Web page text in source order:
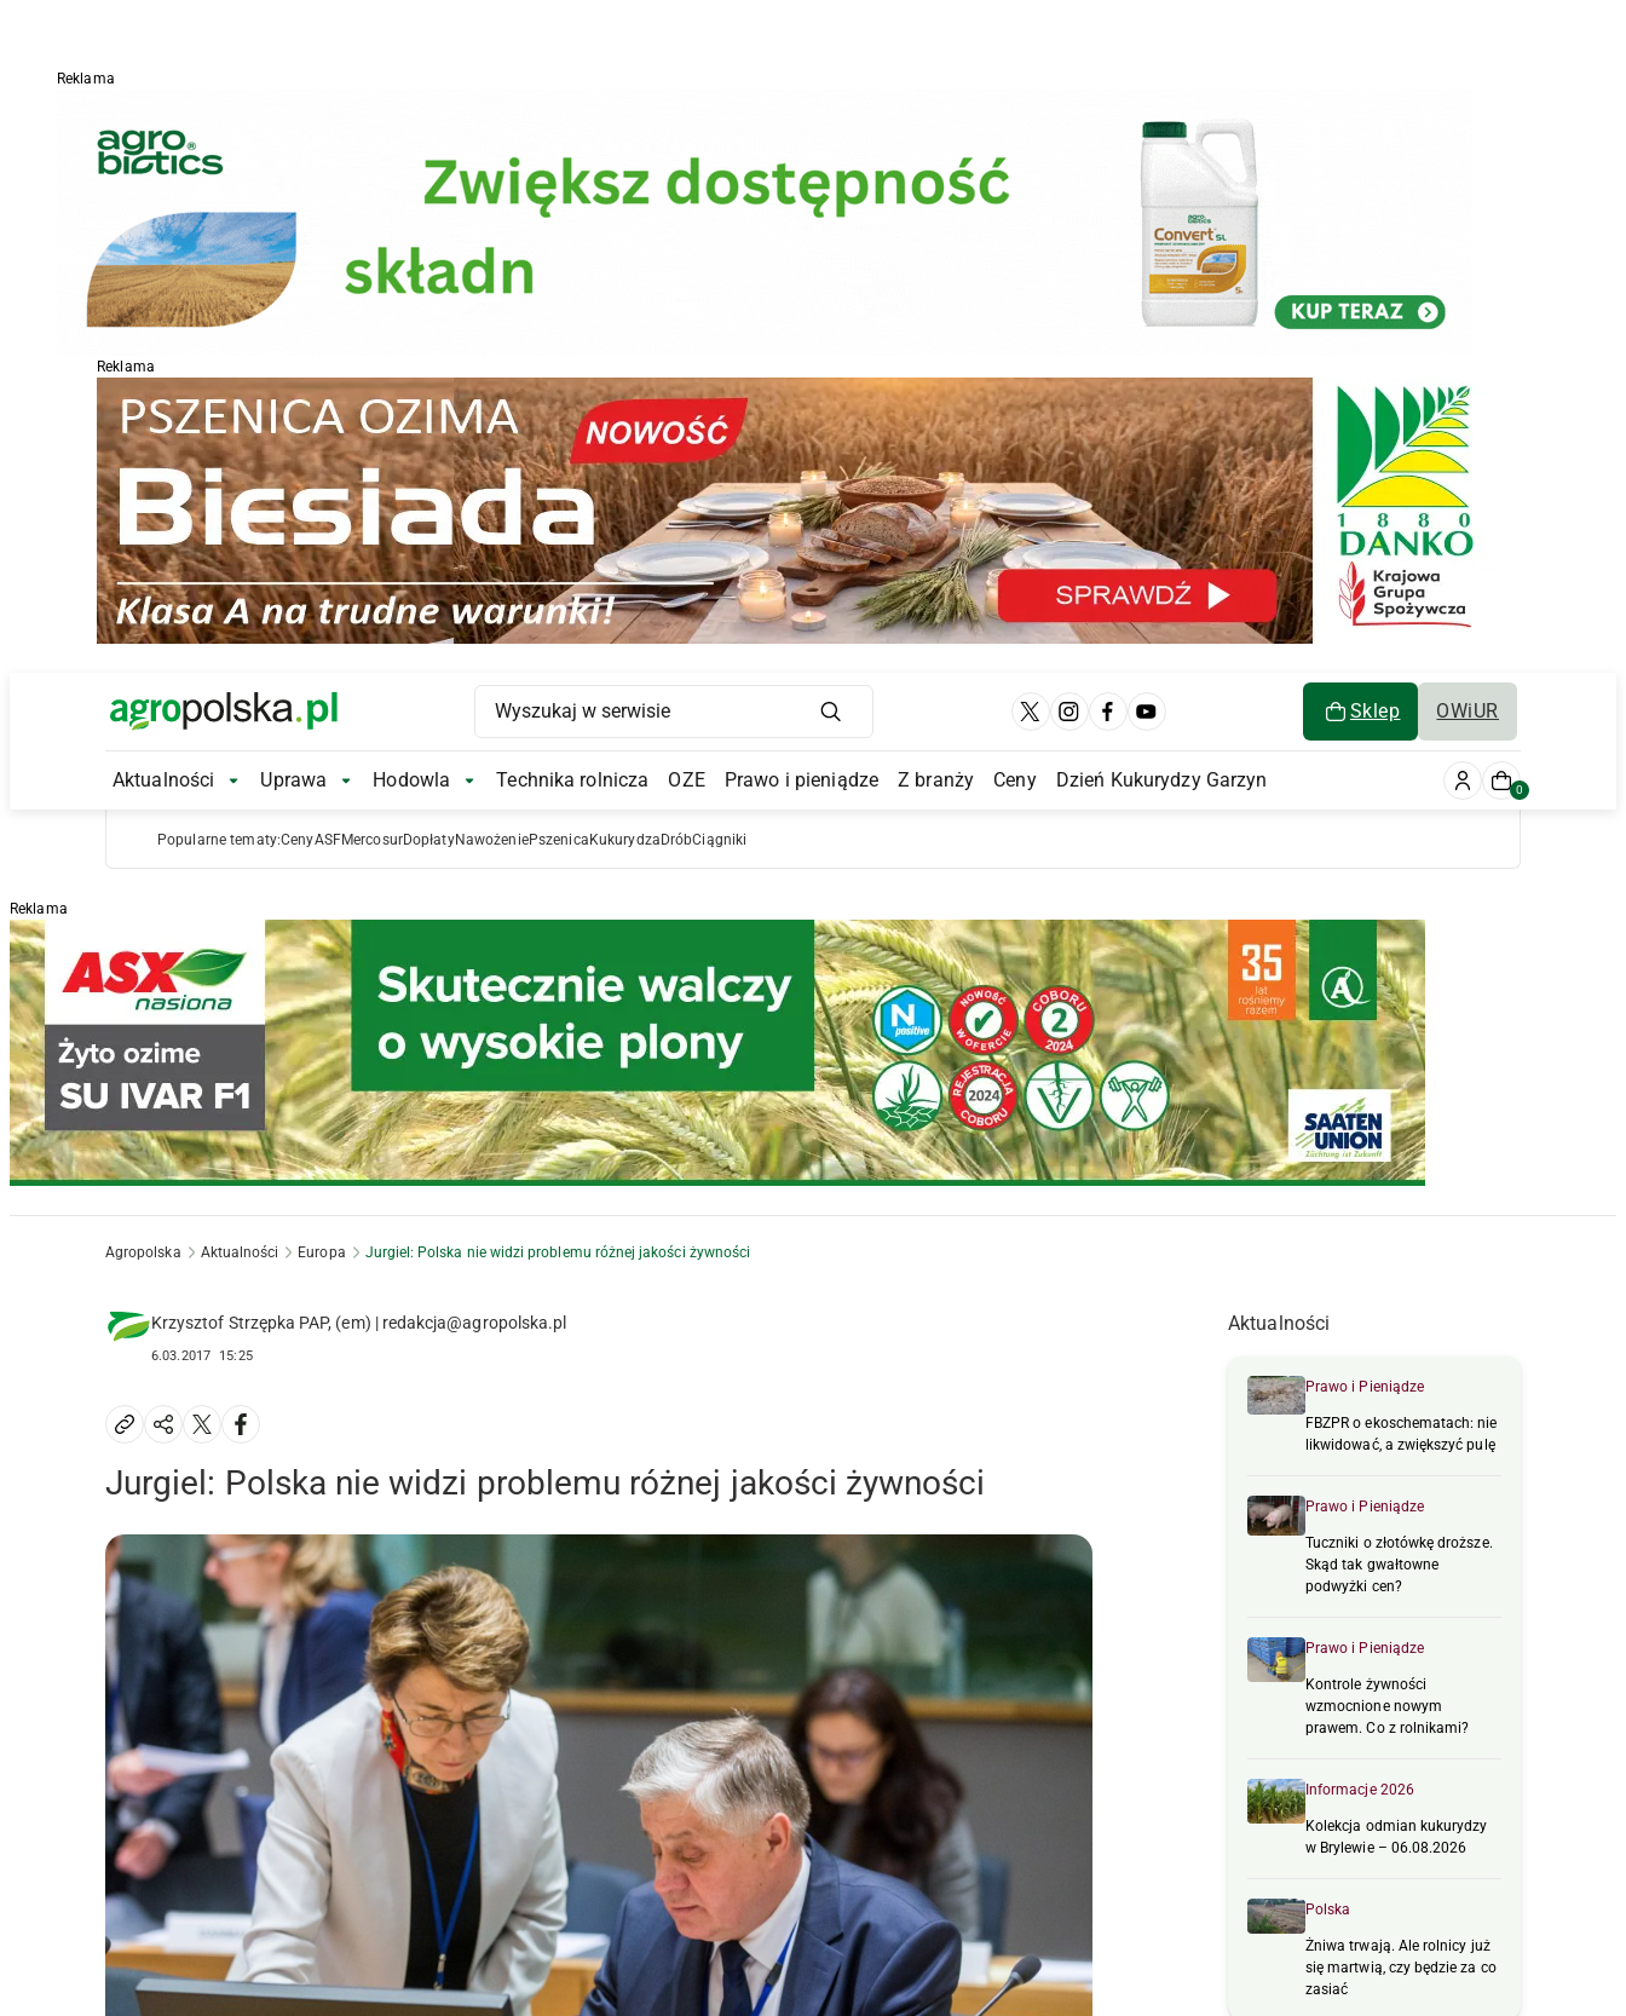
Reklama
Reklama
Main Logo Sklep OWiUR
Main Navigation
Aktualności Aktualności Submenu
Uprawa Uprawa Submenu
Hodowla Hodowla Submenu
Technika rolnicza OZE Prawo i pieniądze Z branży Ceny Dzień Kukurydzy Garzyn 0
Popularne tematy:CenyASFMercosurDopłatyNawożeniePszenica Kukurydza DróbCiągniki
Reklama
Agropolska Aktualności Europa Jurgiel: Polska nie widzi problemu różnej jakości żywności
Krzysztof Strzępka PAP, (em) | redakcja@agropolska.pl
6.03.2017 15:25
Jurgiel: Polska nie widzi problemu różnej jakości żywności
Aktualności
Prawo i Pieniądze
FBZPR o ekoschematach: nie
likwidować, a zwiększyć pulę
Prawo i Pieniądze
Tuczniki o złotówkę droższe.
Skąd tak gwałtowne
podwyżki cen?
Prawo i Pieniądze
Kontrole żywności
wzmocnione nowym
prawem. Co z rolnikami?
Informacje 2026
Kolekcja odmian kukurydzy
w Brylewie – 06.08.2026
Polska
Żniwa trwają. Ale rolnicy już
się martwią, czy będzie za co
zasiać